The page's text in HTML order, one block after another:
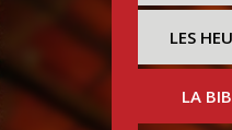
LES
LA